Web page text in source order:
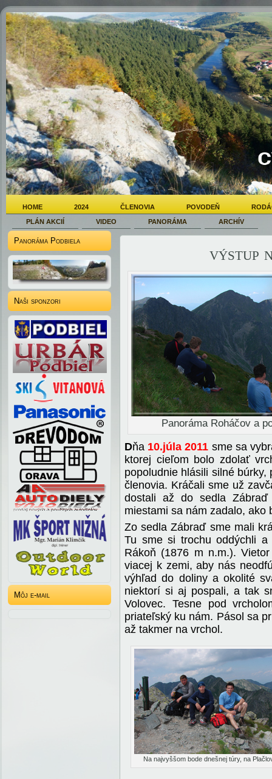
HOME 2024 ČLENOVIA POVODEŇ
PLÁN AKCIÍ
VIDEO PANORÁMA ARCHÍV
Panoráma Podbiela
Naši sponzori
Môj e-mail
výstup
Panoráma Roháčov a
Dňa 10.júla 2011 sme sa
ktorej cieľom bolo zdolať
popoludnie hlásili silné
členovia. Kráčali sme už
dostali až do sedla
miestami sa nám zadalo, ako
Zo sedla Zábraď sme mali
Tu sme si trochu oddýchli
Rákoň (1876 m n.m.).
viacej k zemi, aby nás
výhľad do doliny a okolité
niektorí si aj pospali, a tak
Volovec. Tesne pod
priateľský ku nám. Pásol sa
až takmer na vrchol.
Na najvyššom bode dnešnej túry, na